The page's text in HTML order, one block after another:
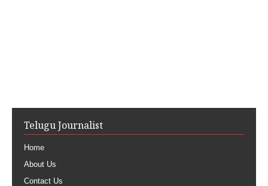
Telugu Journalist
Home
About Us
Contact Us